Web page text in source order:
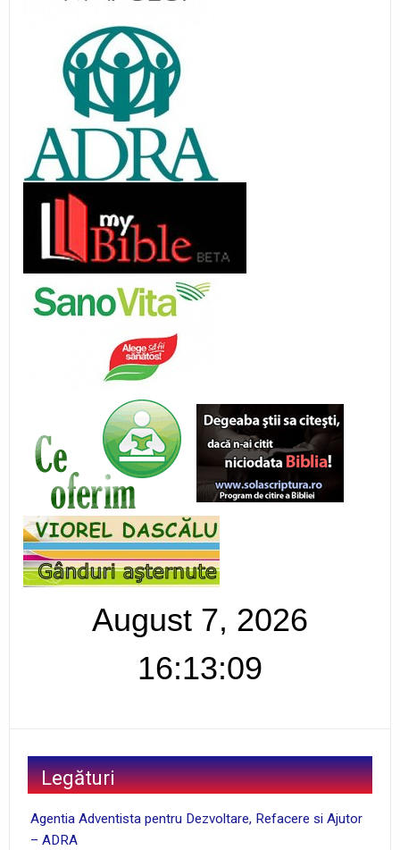
August 7, 2026
16:13:10
Legături
Agentia Adventista pentru Dezvoltare, Refacere si Ajutor
– ADRA